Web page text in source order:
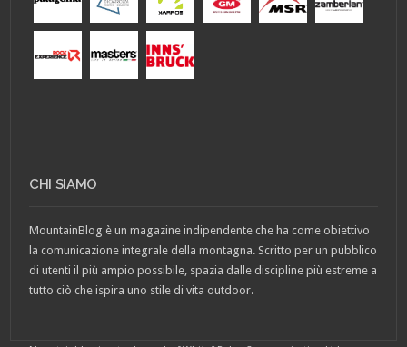
CHI SIAMO
MountainBlog è un magazine indipendente che ha come obiettivo
la comunicazione integrale della montagna. Scritto per un pubblico
di utenti il più ampio possibile, spazia dalle discipline più estreme a
tutto ciò che ispira uno stile di vita outdoor.